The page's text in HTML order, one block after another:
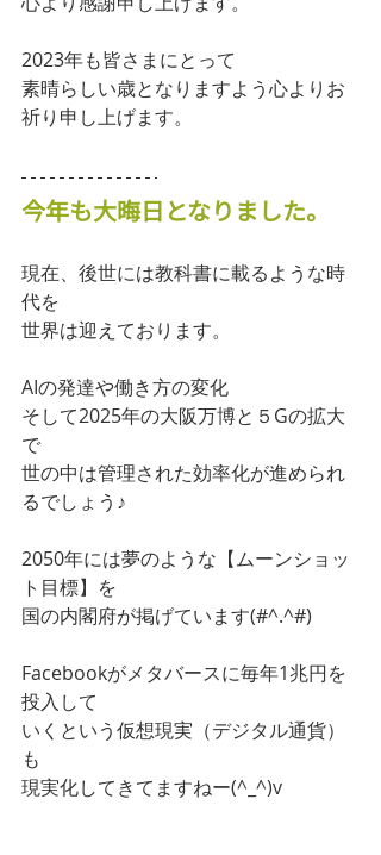
2023年も皆さまにとって
素晴らしい歳となりますよう心よりお
祈り申し上げます。
今年も大晦日となりました。
現在、後世には教科書に載るような時
代を
世界は迎えております。
AIの発達や働き方の変化
そして2025年の大阪万博と５Gの拡大
で
世の中は管理された効率化が進められ
るでしょう♪
2050年には夢のような【ムーンショッ
ト目標】を
国の内閣府が掲げています(#^.^#)
Facebookがメタバースに毎年1兆円を
投入して
いくという仮想現実（デジタル通貨）
も
現実化してきてますねー(^_^)v